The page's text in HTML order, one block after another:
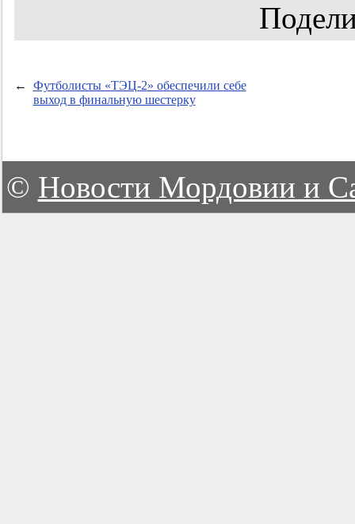
← Футболисты «ТЭЦ-2» обеспечили себе
выход в финальную шестерку
© Новости Мордовии и